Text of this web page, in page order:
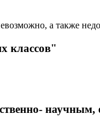
а также
классов"